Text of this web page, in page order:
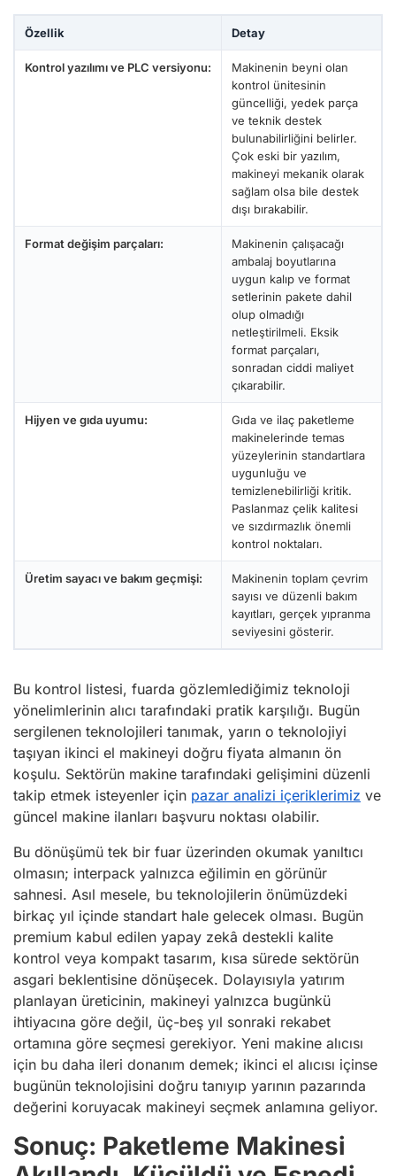
Özellik Detay
Kontrol yazılımı ve PLC versiyonu:
Makinenin beyni olan
kontrol ünitesinin
güncelliği, yedek parça
ve teknik destek
bulunabilirliğini belirler.
Çok eski bir yazılım,
makineyi mekanik olarak
sağlam olsa bile destek
dışı bırakabilir.
Format değişim parçaları:
Makinenin çalışacağı
ambalaj boyutlarına
uygun kalıp ve format
setlerinin pakete dahil
olup olmadığı
netleştirilmeli. Eksik
format parçaları,
sonradan ciddi maliyet
çıkarabilir.
Hijyen ve gıda uyumu:
Gıda ve ilaç paketleme
makinelerinde temas
yüzeylerinin standartlara
uygunluğu ve
temizlenebilirliği kritik.
Paslanmaz çelik kalitesi
ve sızdırmazlık önemli
kontrol noktaları.
Üretim sayacı ve bakım geçmişi:
Makinenin toplam çevrim
sayısı ve düzenli bakım
kayıtları, gerçek yıpranma
seviyesini gösterir.
Bu kontrol listesi, fuarda gözlemlediğimiz teknoloji
yönelimlerinin alıcı tarafındaki pratik karşılığı. Bugün
sergilenen teknolojileri tanımak, yarın o teknolojiyi
taşıyan ikinci el makineyi doğru fiyata almanın ön
koşulu. Sektörün makine tarafındaki gelişimini düzenli
takip etmek isteyenler için pazar analizi içeriklerimiz ve
güncel makine ilanları başvuru noktası olabilir.
Bu dönüşümü tek bir fuar üzerinden okumak yanıltıcı
olmasın; interpack yalnızca eğilimin en görünür
sahnesi. Asıl mesele, bu teknolojilerin önümüzdeki
birkaç yıl içinde standart hale gelecek olması. Bugün
premium kabul edilen yapay zekâ destekli kalite
kontrol veya kompakt tasarım, kısa sürede sektörün
asgari beklentisine dönüşecek. Dolayısıyla yatırım
planlayan üreticinin, makineyi yalnızca bugünkü
ihtiyacına göre değil, üç-beş yıl sonraki rekabet
ortamına göre seçmesi gerekiyor. Yeni makine alıcısı
için bu daha ileri donanım demek; ikinci el alıcısı içinse
bugünün teknolojisini doğru tanıyıp yarının pazarında
değerini koruyacak makineyi seçmek anlamına geliyor.
Sonuç: Paketleme Makinesi